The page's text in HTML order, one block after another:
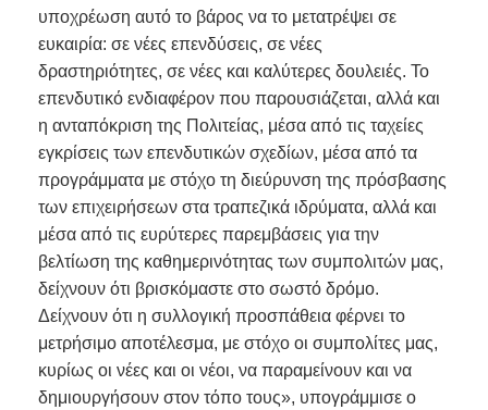
υποχρέωση αυτό το βάρος να το μετατρέψει σε
ευκαιρία: σε νέες επενδύσεις, σε νέες
δραστηριότητες, σε νέες και καλύτερες δουλειές. Το
επενδυτικό ενδιαφέρον που παρουσιάζεται, αλλά και
η ανταπόκριση της Πολιτείας, μέσα από τις ταχείες
εγκρίσεις των επενδυτικών σχεδίων, μέσα από τα
προγράμματα με στόχο τη διεύρυνση της πρόσβασης
των επιχειρήσεων στα τραπεζικά ιδρύματα, αλλά και
μέσα από τις ευρύτερες παρεμβάσεις για την
βελτίωση της καθημερινότητας των συμπολιτών μας,
δείχνουν ότι βρισκόμαστε στο σωστό δρόμο.
Δείχνουν ότι η συλλογική προσπάθεια φέρνει το
μετρήσιμο αποτέλεσμα, με στόχο οι συμπολίτες μας,
κυρίως οι νέες και οι νέοι, να παραμείνουν και να
δημιουργήσουν στον τόπο τους», υπογράμμισε ο